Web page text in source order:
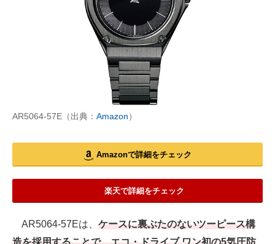
AR5064-57E（出典： Amazon）
Amazonで詳細をチェック
楽天で詳細をチェック
AR5064-57Eは、 ケースに裏ぶたのないツーピース構